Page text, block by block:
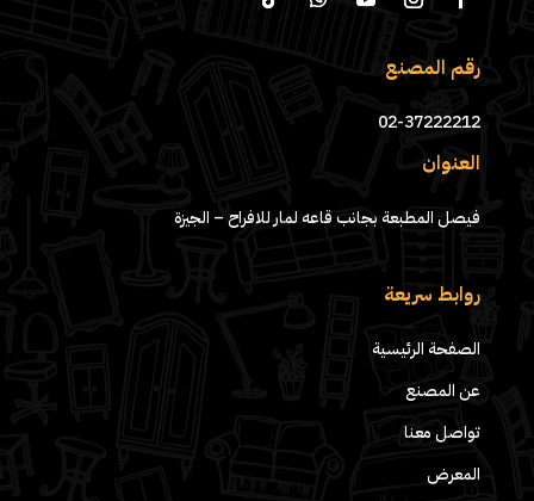
رقم المصنع
02-37222212
العنوان
فيصل المطبعة بجانب قاعه لمار للافراح – الجيزة
روابط سريعة
الصفحة الرئيسية
عن المصنع
تواصل معنا
المعرض